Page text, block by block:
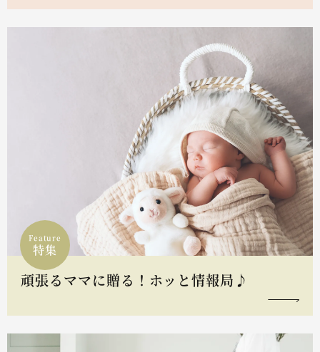
Feature
特集
頑張るママに贈る！ホッと情報局♪